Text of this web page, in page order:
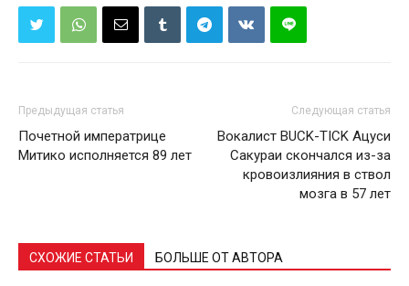
Предыдущая статья
Почетной императрице
Митико исполняется 89 лет
Следующая статья
Вокалист BUCK-TICK Ацуси
Сакураи скончался из-за
кровоизлияния в ствол
мозга в 57 лет
СХОЖИЕ СТАТЬИ БОЛЬШЕ ОТ АВТОРА